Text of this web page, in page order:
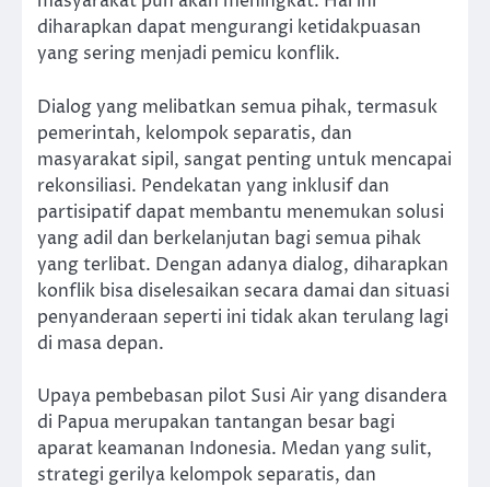
diharapkan dapat mengurangi ketidakpuasan
yang sering menjadi pemicu konflik.
Dialog yang melibatkan semua pihak, termasuk
pemerintah, kelompok separatis, dan
masyarakat sipil, sangat penting untuk mencapai
rekonsiliasi. Pendekatan yang inklusif dan
partisipatif dapat membantu menemukan solusi
yang adil dan berkelanjutan bagi semua pihak
yang terlibat. Dengan adanya dialog, diharapkan
konflik bisa diselesaikan secara damai dan situasi
penyanderaan seperti ini tidak akan terulang lagi
di masa depan.
Upaya pembebasan pilot Susi Air yang disandera
di Papua merupakan tantangan besar bagi
aparat keamanan Indonesia. Medan yang sulit,
strategi gerilya kelompok separatis, dan